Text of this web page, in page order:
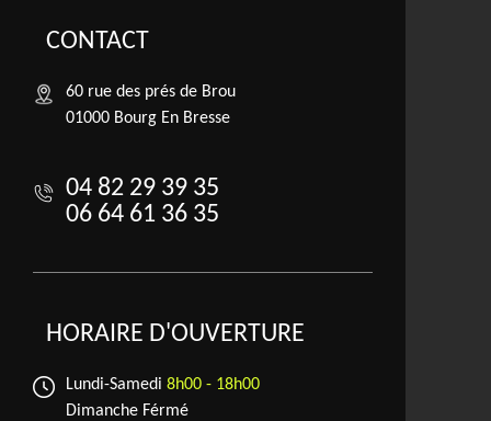
CONTACT
60 rue des prés de Brou
01000 Bourg En Bresse
04 82 29 39 35
06 64 61 36 35
HORAIRE D'OUVERTURE
Lundi-Samedi 8h00 - 18h00
Dimanche Férmé